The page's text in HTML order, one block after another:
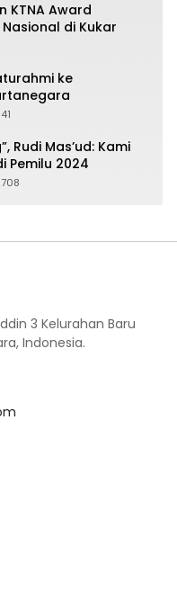
KTNA Award
di Kukar
ke
Rudi Mas’ud: Kami
Pemilu 2024
3 Kelurahan Baru
Indonesia.